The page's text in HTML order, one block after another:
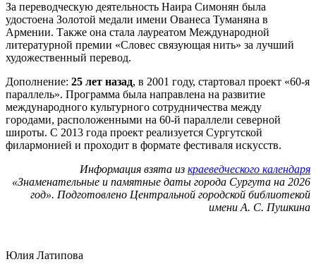
За переводческую деятельность Наира Симонян была
удостоена Золотой медали имени Ованеса Туманяна в
Армении. Также она стала лауреатом Международной
литературной премии «Словес связующая нить» за лучший
художественный перевод.
Дополнение: 25 лет назад, в 2001 году, стартовал проект «60-я
параллель». Программа была направлена на развитие
международного культурного сотрудничества между
городами, расположенными на 60-й параллели северной
широты. С 2013 года проект реализуется Сургутской
филармонией и проходит в формате фестиваля искусств.
Информация взята из краеведческого календаря
«Знаменательные и памятные даты города Сургута на 2026
год». Подготовлено Центральной городской библиотекой
имени А. С. Пушкина
Юлия Латипова